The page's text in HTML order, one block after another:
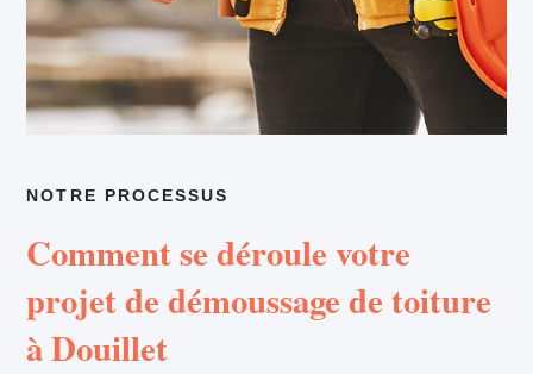
NOTRE PROCESSUS
Comment se déroule votre
projet de démoussage de toiture
à Douillet